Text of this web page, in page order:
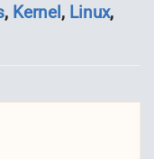
, Kernel, Linux,